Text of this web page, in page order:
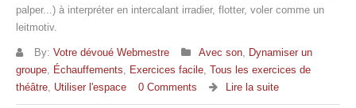
palper...) à interpréter en intercalant irradier, flotter, voler comme un
leitmotiv.
By: Votre dévoué Webmestre Avec son, Dynamiser un
groupe, Échauffements, Exercices facile, Tous les exercices de
théâtre, Utiliser l'espace 0 Comments Lire la suite